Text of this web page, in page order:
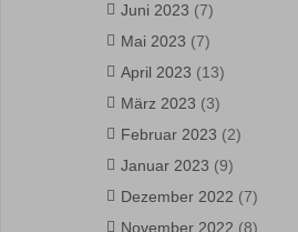
Juni 2023 (7)
Mai 2023 (7)
April 2023 (13)
März 2023 (3)
Februar 2023 (2)
Januar 2023 (9)
Dezember 2022 (7)
November 2022 (8)